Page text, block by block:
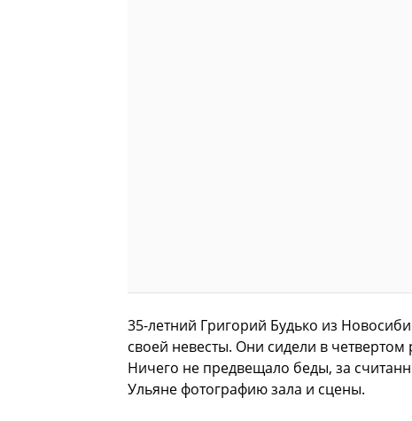
35-летний Григорий Будько из
своей невесты. Они сидели в
Ничего не предвещало беды, за
Ульяне фотографию зала и сцены.